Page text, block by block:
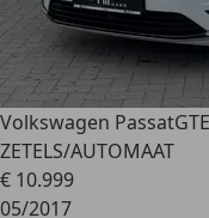
Volkswagen Passat
ZETELS/AUTOMAAT
€ 10.999
05/2017